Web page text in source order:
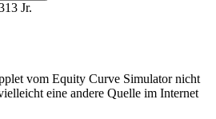
13 Jr.
vom Equity Curve Simulator nicht
eine andere Quelle im Internet